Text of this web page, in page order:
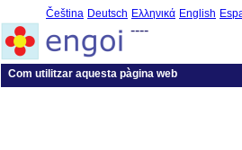
Čeština Deutsch Ελληνικά English
----
Com utilitzar aquesta pàgina web